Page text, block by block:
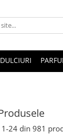
DULCIURI
1-24 din 981